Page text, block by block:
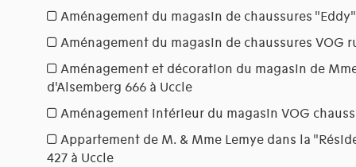
Aménagement du magasin de chaussures
Aménagement du magasin de chaussures VOG
Aménagement et décoration du magasin de
d'Alsemberg 666 à Uccle
Aménagement intérieur du magasin VOG
Appartement de M. & Mme Lemye dans la
427 à Uccle